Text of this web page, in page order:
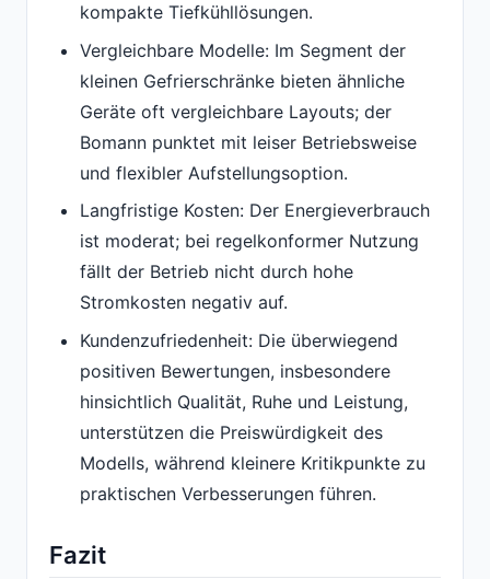
kompakte Tiefkühllösungen.
Vergleichbare Modelle: Im Segment der
kleinen Gefrierschränke bieten ähnliche
Geräte oft vergleichbare Layouts; der
Bomann punktet mit leiser Betriebsweise
und flexibler Aufstellungsoption.
Langfristige Kosten: Der Energieverbrauch
ist moderat; bei regelkonformer Nutzung
fällt der Betrieb nicht durch hohe
Stromkosten negativ auf.
Kundenzufriedenheit: Die überwiegend
positiven Bewertungen, insbesondere
hinsichtlich Qualität, Ruhe und Leistung,
unterstützen die Preiswürdigkeit des
Modells, während kleinere Kritikpunkte zu
praktischen Verbesserungen führen.
Fazit